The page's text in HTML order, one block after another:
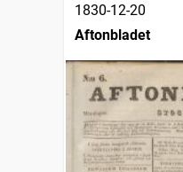
1830-12-20
Aftonbladet